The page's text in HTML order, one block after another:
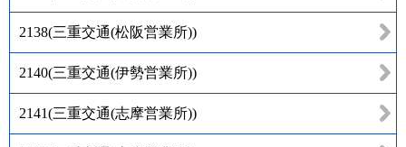
2138(三重交通(松阪営業所))
2140(三重交通(伊勢営業所))
2141(三重交通(志摩営業所))